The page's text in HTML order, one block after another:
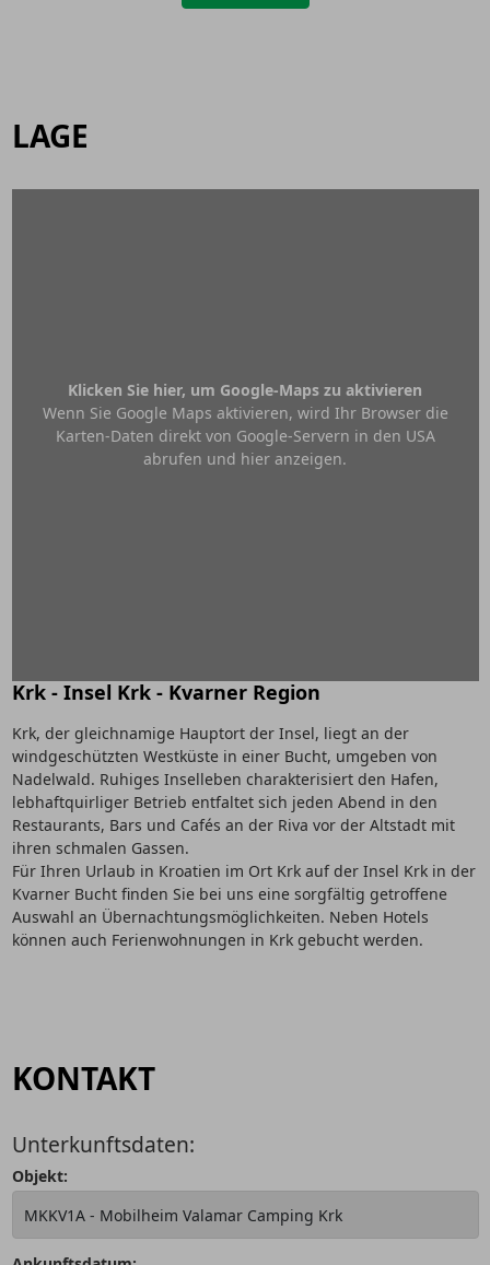
LAGE
Klicken Sie hier, um Google-Maps zu aktivieren
Wenn Sie Google Maps aktivieren, wird Ihr Browser die
Karten-Daten direkt von Google-Servern in den USA
abrufen und hier anzeigen.
Krk - Insel Krk - Kvarner Region
Krk, der gleichnamige Hauptort der Insel, liegt an der
windgeschützten Westküste in einer Bucht, umgeben von
Nadelwald. Ruhiges Inselleben charakterisiert den Hafen,
lebhaftquirliger Betrieb entfaltet sich jeden Abend in den
Restaurants, Bars und Cafés an der Riva vor der Altstadt mit
ihren schmalen Gassen.
Für Ihren Urlaub in Kroatien im Ort Krk auf der Insel Krk in der
Kvarner Bucht finden Sie bei uns eine sorgfältig getroffene
Auswahl an Übernachtungsmöglichkeiten. Neben Hotels
können auch Ferienwohnungen in Krk gebucht werden.
KONTAKT
Unterkunftsdaten:
Objekt: